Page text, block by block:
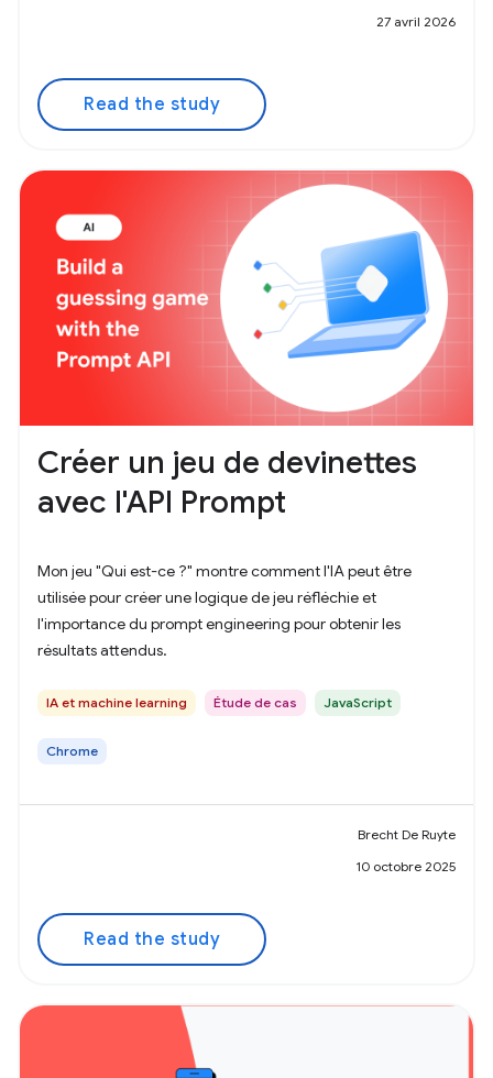
27 avril 2026
Read the study
Créer un jeu de devinettes
avec l'API Prompt
Mon jeu "Qui est-ce ?" montre comment l'IA peut être
utilisée pour créer une logique de jeu réfléchie et
l'importance du prompt engineering pour obtenir les
résultats attendus.
IA et machine learning Étude de cas JavaScript
Chrome
Brecht De Ruyte
10 octobre 2025
Read the study